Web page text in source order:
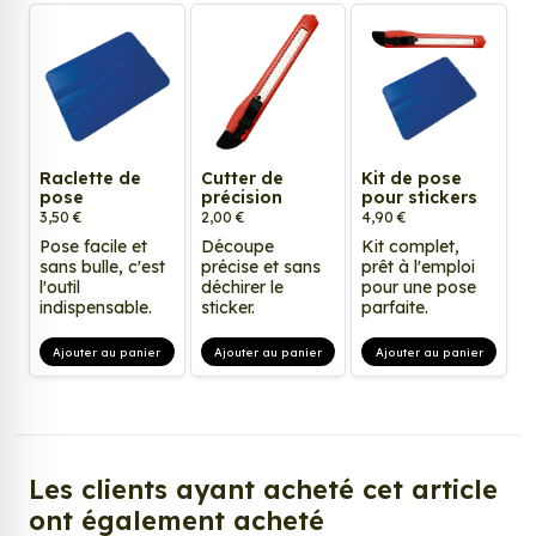
Raclette de
pose
3,50 €
Pose facile et
sans bulle, c'est
l'outil
indispensable.
Ajouter au panier
Cutter de
précision
2,00 €
Découpe
précise et sans
déchirer le
sticker.
Ajouter au panier
Kit de pose
pour stickers
4,90 €
Kit complet,
prêt à l'emploi
pour une pose
parfaite.
Ajouter au panier
Les clients ayant acheté cet article
ont également acheté